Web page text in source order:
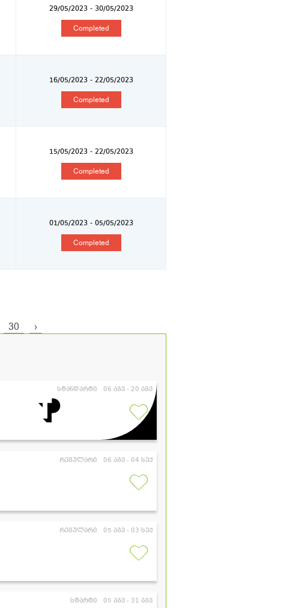
29/05/2023 - 30/05/2023
Completed
16/05/2023 - 22/05/2023
Completed
15/05/2023 - 22/05/2023
Completed
01/05/2023 - 05/05/2023
Completed
30 ›